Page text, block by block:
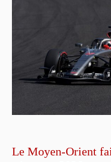
Le Moyen-Orient